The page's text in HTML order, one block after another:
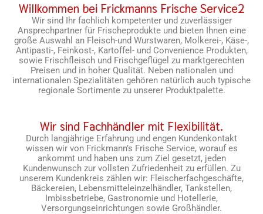
Willkommen bei Frickmanns Frische Service2
Wir sind Ihr fachlich kompetenter und zuverlässiger
Ansprechpartner für Frischeprodukte und bieten Ihnen eine
große Auswahl an Fleisch-und Wurstwaren, Molkerei-, Käse-,
Antipasti-, Feinkost-, Kartoffel- und Convenience Produkten,
sowie Frischfleisch und Frischgeflügel zu marktgerechten
Preisen und in hoher Qualität. Neben nationalen und
internationalen Spezialitäten gehören natürlich auch typische
regionale Sortimente zu unserer Produktpalette.
Wir sind Fachhändler mit Flexibilität.
Durch langjährige Erfahrung und engen Kundenkontakt
wissen wir von Frickmann’s Frische Service, worauf es
ankommt und haben uns zum Ziel gesetzt, jeden
Kundenwunsch zur vollsten Zufriedenheit zu erfüllen. Zu
unserem Kundenkreis zählen wir: Fleischerfachgeschäfte,
Bäckereien, Lebensmitteleinzelhändler, Tankstellen,
Imbissbetriebe, Gastronomie und Hotellerie,
Versorgungseinrichtungen sowie Großhändler.